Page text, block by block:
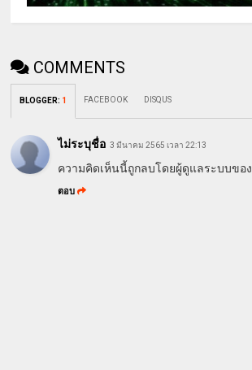
COMMENTS
BLOGGER: 1 FACEBOOK DISQUS
ไม่ระบุชื่อ 3 มีนาคม 2565 เวลา 22:13
ความคิดเห็นนี้ถูกลบโดยผู้ดูแลระบบขอ
ตอบ